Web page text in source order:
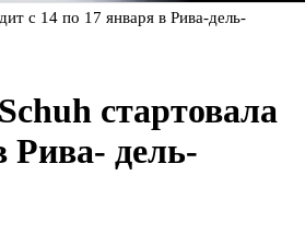
с 14 по 17 января в Рива-дель-
стартовала
Рива- дель-